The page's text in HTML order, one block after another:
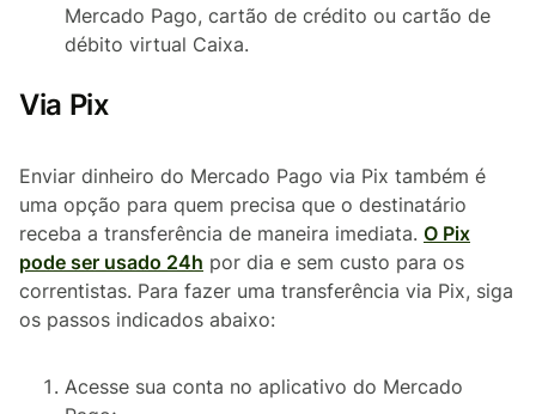
Mercado Pago, cartão de crédito ou cartão de
débito virtual Caixa.
Via Pix
Enviar dinheiro do Mercado Pago via Pix também é
uma opção para quem precisa que o destinatário
receba a transferência de maneira imediata. O Pix
pode ser usado 24h por dia e sem custo para os
correntistas. Para fazer uma transferência via Pix, siga
os passos indicados abaixo:
Acesse sua conta no aplicativo do Mercado